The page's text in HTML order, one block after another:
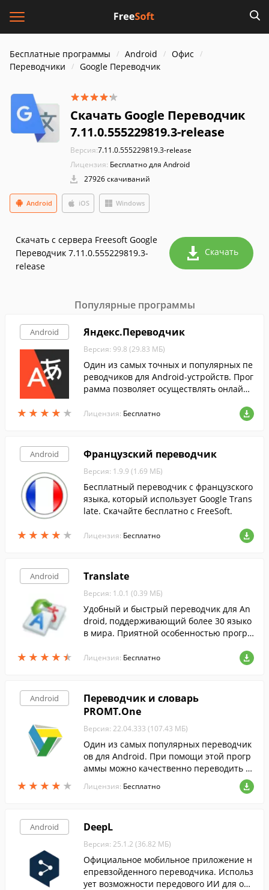
Бесплатные программы Android
Офис
Переводчики
Google Переводчик
Скачать Google Переводчик
7.11.0.555229819.3-release
Версия:7.11.0.555229819.3-release
Лицензия: Бесплатно для Android
27926 скачиваний
Android iOS Windows
Скачать с сервера Freesoft Google
Переводчик 7.11.0.555229819.3-
release
Скачать
Популярные программы
Android
★ ★ ★ ★ ★
★ ★ ★ ★ ★
Яндекс.Переводчик
Версия: 99.8 (29.83 МБ)
Один из самых точных и популярных пе
реводчиков для Android-устройств. Прог
рамма позволяет осуществлять онлайн
Лицензия: Бесплатно
Android
★ ★ ★ ★ ★
★ ★ ★ ★ ★
Французский переводчик
Версия: 1.9.9 (1.69 МБ)
Бесплатный переводчик с французского
языка, который использует Google Trans
late. Скачайте бесплатно с FreeSoft.
Лицензия: Бесплатно
Android
★ ★ ★ ★ ★
★ ★ ★ ★ ★
Translate
Версия: 1.0.1 (0.39 МБ)
Удобный и быстрый переводчик для An
droid, поддерживающий более 30 языко
в мира. Приятной особенностью програ
зможность их переключения в один тап.
Лицензия: Бесплатно
Android
★ ★ ★ ★ ★
★ ★ ★ ★ ★
Переводчик и словарь
PROMT.One
Версия: 22.04.333 (107.43 МБ)
Один из самых популярных переводчик
ов для Android. При помощи этой прогр
аммы можно качественно переводить т
Лицензия: Бесплатно
Android DeepL
Версия: 25.1.2 (36.82 МБ)
Официальное мобильное приложение н
епревзойденного переводчика. Использ
ует возможности передового ИИ для обе